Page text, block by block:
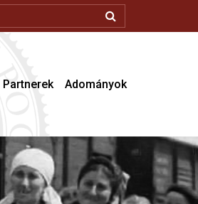
Partnerek Adományok